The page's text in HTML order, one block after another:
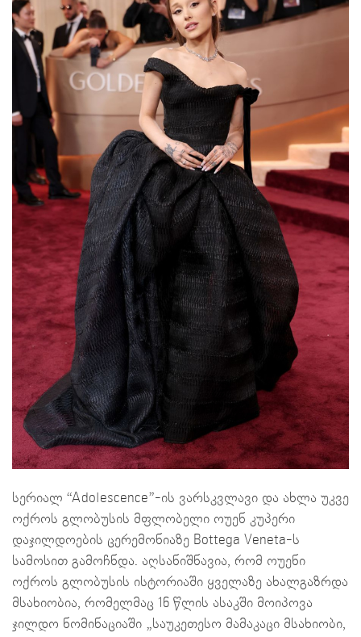
სერიალ “Adolescence”-ის ვარსკვლავი და ახლა უკვე
ოქროს გლობუსის მფლობელი ოუენ კუპერი
დაჯილდოების ცერემონიაზე Bottega Veneta-ს
სამოსით გამოჩნდა. აღსანიშნავია, რომ ოუენი
ოქროს გლობუსის ისტორიაში ყველაზე ახალგაზრდა
მსახიობია, რომელმაც 16 წლის ასაკში მოიპოვა
ჯილდო ნომინაციაში „საუკეთესო მამაკაცი მსახიობი,